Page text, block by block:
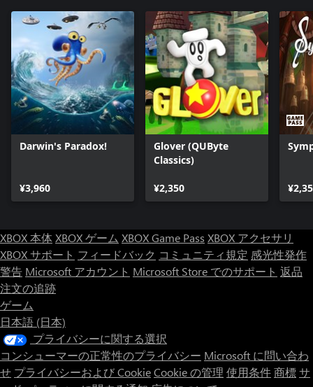
Darwin's Paradox!
¥3,960
Glover (QUByte
Classics)
¥2,350
XBOX 本体XBOX ゲーム XBOX Game Pass XBOX アクセサリ
XBOX サポート フィードバック コミュニティ規定 感光性発作
警告 Microsoft アカウント Microsoft Store でのサポート 返品
注文の追跡
ゲーム
日本語 (日本)
プライバシーに関する選択
コンシューマーの正常性のプライバシー Microsoft に問い合わ
せ プライバシーおよび CookieCookie の管理 使用条件商標サ